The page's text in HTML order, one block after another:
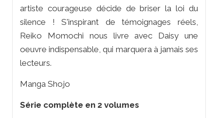
artiste courageuse décide de briser la loi du
silence ! S'inspirant de témoignages réels,
Reiko Momochi nous livre avec Daisy une
oeuvre indispensable, qui marquera à jamais ses
lecteurs.
Manga Shojo
Série complète en 2 volumes